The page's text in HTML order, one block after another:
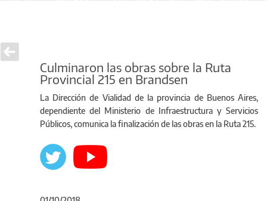
Culminaron las obras sobre la Ruta
Provincial 215 en Brandsen
La Dirección de Vialidad de la provincia de Buenos Aires,
dependiente del Ministerio de Infraestructura y Servicios
Públicos, comunica la finalización de las obras en la Ruta 215.